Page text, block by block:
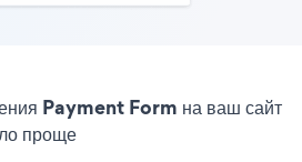
Payment Form на ваш сайт
проще